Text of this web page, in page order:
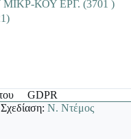
ΚΟΥ ΕΡΓ. (3701 )
GDPR
Σχεδίαση:Ν. Ντέμος